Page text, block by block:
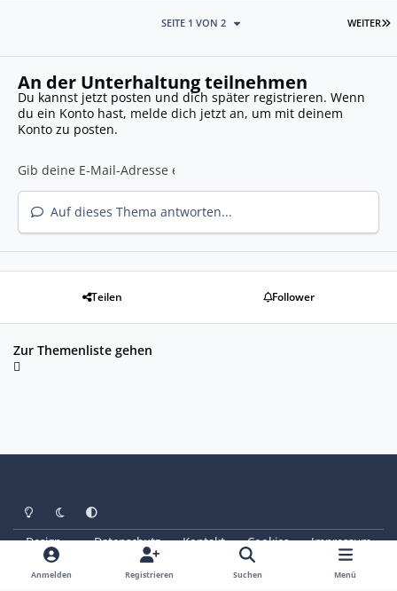
WEITER
SEITE 1 VON 2
An der Unterhaltung teilnehmen
Du kannst jetzt posten und dich später registrieren. Wenn
du ein Konto hast, melde dich jetzt an, um mit deinem
Konto zu posten.
Auf dieses Thema antworten...
Teilen Follower
Zur Themenliste gehen
Heller ModusDunkler Modus
Systemeinstellung
Design Datenschutz Kontakt Cookies
Impressum
© Copyright 2025 - SAABoteure e. V.
Powered by Invision Community
Anmelden Registrieren Suchen Menü